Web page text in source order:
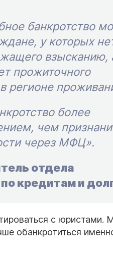
банкротство
у которых
взысканию,
прожиточного
регионе
более
чем
через МФЦ».
отдела
кредитам и
с юристами.
обанкротиться